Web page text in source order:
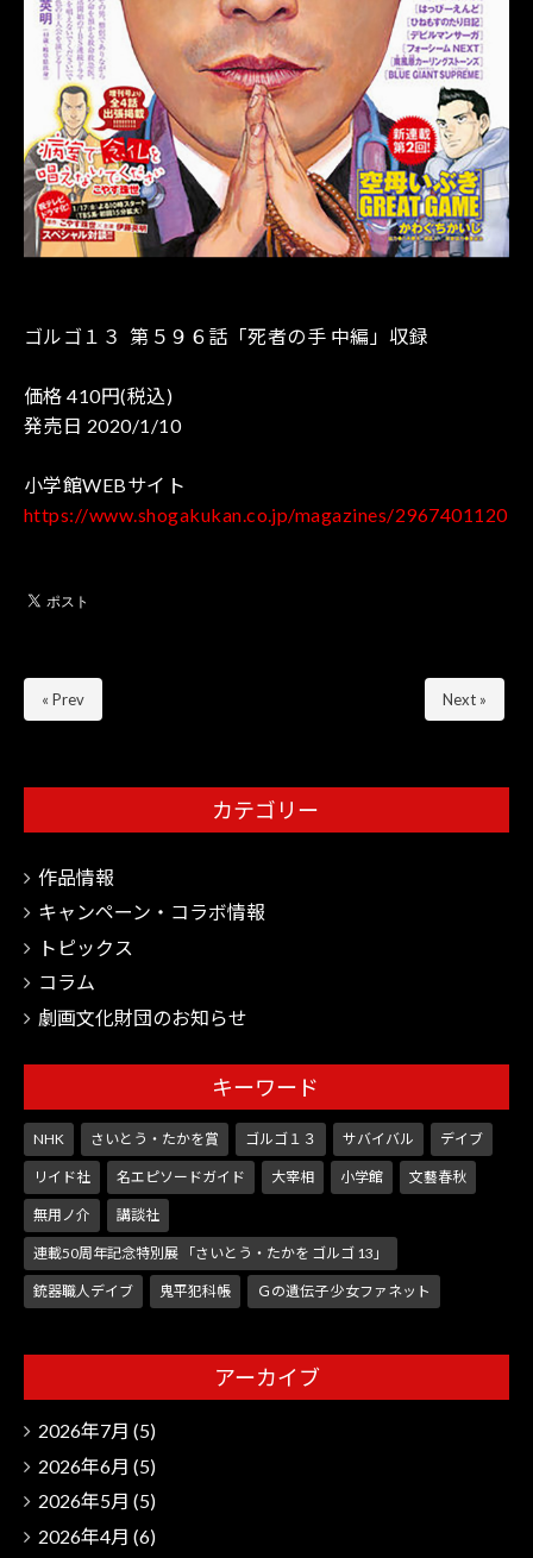
ゴルゴ１３ 第５９６話「死者の手 中編」収録
価格 410円(税込)
発売日 2020/1/10
小学館WEBサイト
https://www.shogakukan.co.jp/magazines/2967401120
« Prev Next »
カテゴリー
作品情報
キャンペーン・コラボ情報
トピックス
コラム
劇画文化財団のお知らせ
キーワード
NHK さいとう・たかを賞 ゴルゴ１３ サバイバル デイブ
リイド社 名エピソードガイド 大宰相 小学館 文藝春秋
無用ノ介 講談社
連載50周年記念特別展 「さいとう・たかを ゴルゴ 13」
銃器職人デイブ 鬼平犯科帳 Ｇの遺伝子 少女ファネット
アーカイブ
2026年7月 (5)
2026年6月 (5)
2026年5月 (5)
2026年4月 (6)